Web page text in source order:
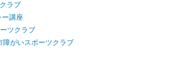
ラブ
ー講座
ツクラブ
がいスポーツクラブ